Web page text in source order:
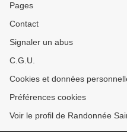
Pages
Contact
Signaler un abus
C.G.U.
Cookies et données
Préférences cookies
Voir le profil de Randonnée